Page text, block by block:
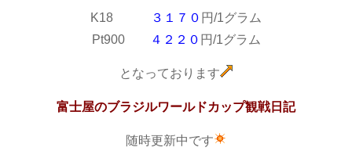
K18 ３１７０ 円/1グラム
Pt900
４２２０ 円/1グラム
となっております
富士屋のブラジルワールドカップ観戦日記
随時更新中です